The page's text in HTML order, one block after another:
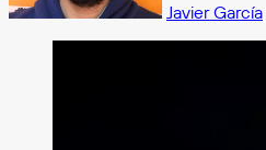
Javier García